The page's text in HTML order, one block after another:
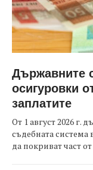
Държавните
осигуровки
заплатите
От 1 август 2026 г.
съдебната система
да покриват част